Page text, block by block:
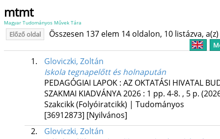
mtmt
Magyar Tudományos Művek Tára
Előző oldal Összesen 137 elem 14 oldalon, 10 listázva,
1.
Gloviczki, Zoltán
Iskola tegnapelőtt és holnapután
PEDAGÓGIAI LAPOK : AZ OKTATÁSI HIVATAL
SZAKMAI KIADVÁNYA2026: 1 pp. 4-8. , 5 p.
Szakcikk (Folyóiratcikk) | Tudományos
[36912873] [Nyilvános]
2.
Gloviczki, Zoltán